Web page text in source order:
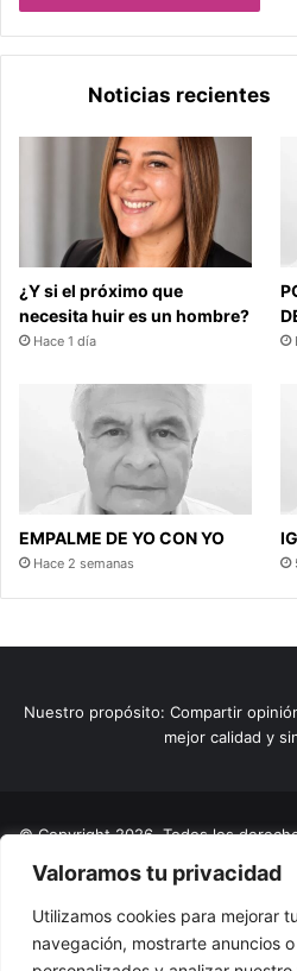
Valoramos tu privacidad
Utilizamos cookies para mejorar
navegación, mostrarte anuncios
Noticias recientes
¿Y si el próximo que
necesita huir es un hombre?
Hace 1 día
EMPALME DE YO CON YO
Hace 2 semanas
Nuestro propósito: Compartir
mejor calidad y
© Copyright 2026, Todos los
SAS BICNit
Home
Actualidad Variedades
El Tinteadero